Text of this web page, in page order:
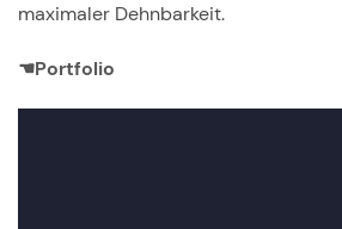
maximaler Dehnbarkeit.
☚Portfolio